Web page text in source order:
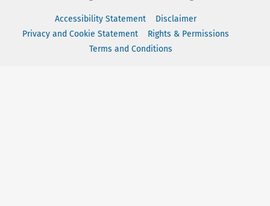
Accessibility Statement
Disclaimer
Privacy and Cookie Statement
Rights & Permissions
Terms and Conditions